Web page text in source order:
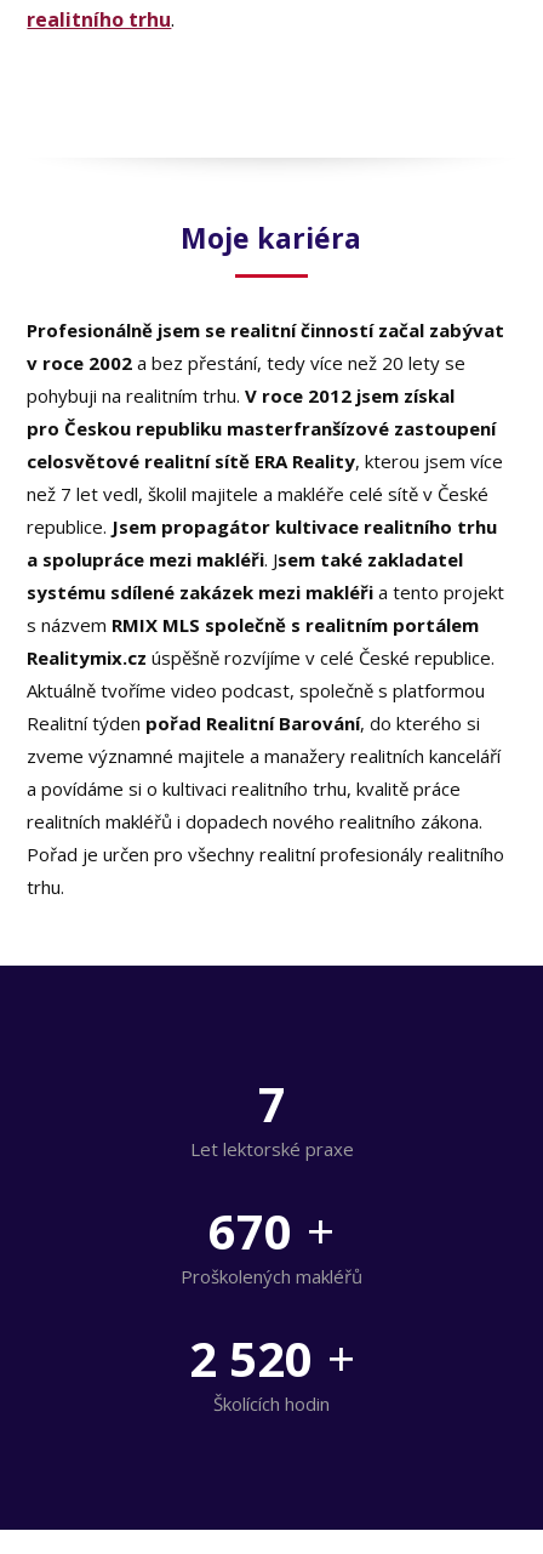
realitního trhu.
Moje kariéra
Profesionálně jsem se realitní činností začal zabývat
v roce 2002 a bez přestání, tedy více než 20 lety se
pohybuji na realitním trhu.V roce 2012 jsem získal
pro Českou republiku masterfranšízové zastoupení
celosvětové realitní sítě ERA Reality, kterou jsem více
než 7 let vedl, školil majitele a makléře celé sítě v České
republice. Jsem propagátor kultivace realitního trhu
a spolupráce mezi makléři. Jsem také zakladatel
systému sdílené zakázek mezi makléři a tento projekt
s názvem RMIX MLS společně s realitním portálem
Realitymix.cz úspěšně rozvíjíme v celé České republice.
Aktuálně tvoříme video podcast, společně s platformou
Realitní týden pořad Realitní Barování, do kterého si
zveme významné majitele a manažery realitních kanceláří
a povídáme si o kultivaci realitního trhu, kvalitě práce
realitních makléřů i dopadech nového realitního zákona.
Pořad je určen pro všechny realitní profesionály realitního
trhu.
7
Let lektorské praxe
670 +
Proškolených makléřů
2 520 +
Školících hodin